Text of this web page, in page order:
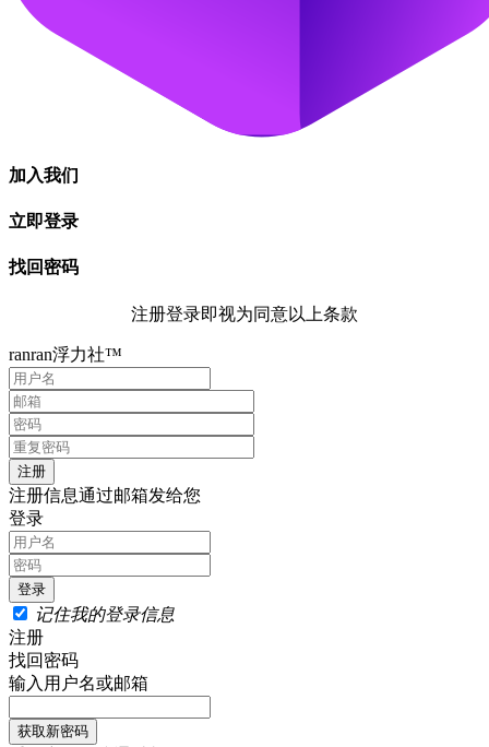
加入我们
立即登录
找回密码
注册登录即视为同意以上条款
ranran浮力社™
注册信息通过邮箱发给您
登录
记住我的登录信息
注册
找回密码
输入用户名或邮箱